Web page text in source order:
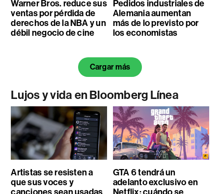
Warner Bros. reduce sus
ventas por pérdida de
derechos de la NBA y un
débil negocio de cine
Pedidos industriales de
Alemania aumentan
más de lo previsto por
los economistas
Cargar más
Lujos y vida en Bloomberg Línea
Artistas se resisten a
que sus voces y
GTA 6 tendrá un
adelanto exclusivo en